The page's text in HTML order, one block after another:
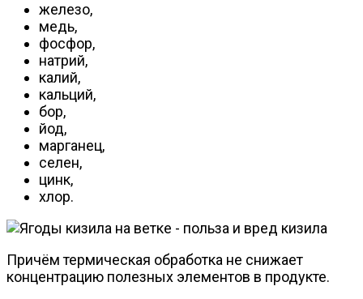
железо,
медь,
фосфор,
натрий,
калий,
кальций,
бор,
йод,
марганец,
селен,
цинк,
хлор.
Причём термическая обработка не снижает
концентрацию полезных элементов в продукте.